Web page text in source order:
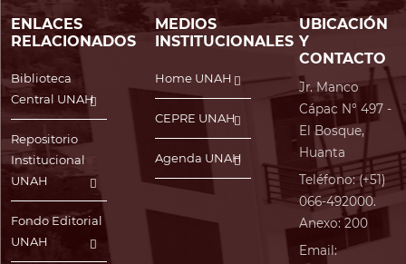
ENLACES
RELACIONADOS
Biblioteca
Central UNAH
Repositorio
Institucional
UNAH
Fondo Editorial
UNAH
MEDIOS
INSTITUCIONALES
Home UNAH
CEPRE UNAH
Agenda UNAH
UBICACIÓN
Y
CONTACTO
Jr. Manco
Cápac N° 497 -
El Bosque,
Huanta
Teléfono: (+51)
066-492000.
Anexo: 200
Email: